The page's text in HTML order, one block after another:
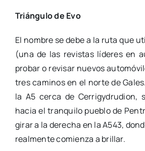
Triángulo de Evo
El nombre se debe a la ruta que
(una de las revistas líderes en
probar o revisar nuevos
tres caminos en el norte de
la A5 cerca de Cerrigydrudion,
hacia el tranquilo pueblo de
girar a la derecha en la A543,
realmente comienza a brillar.